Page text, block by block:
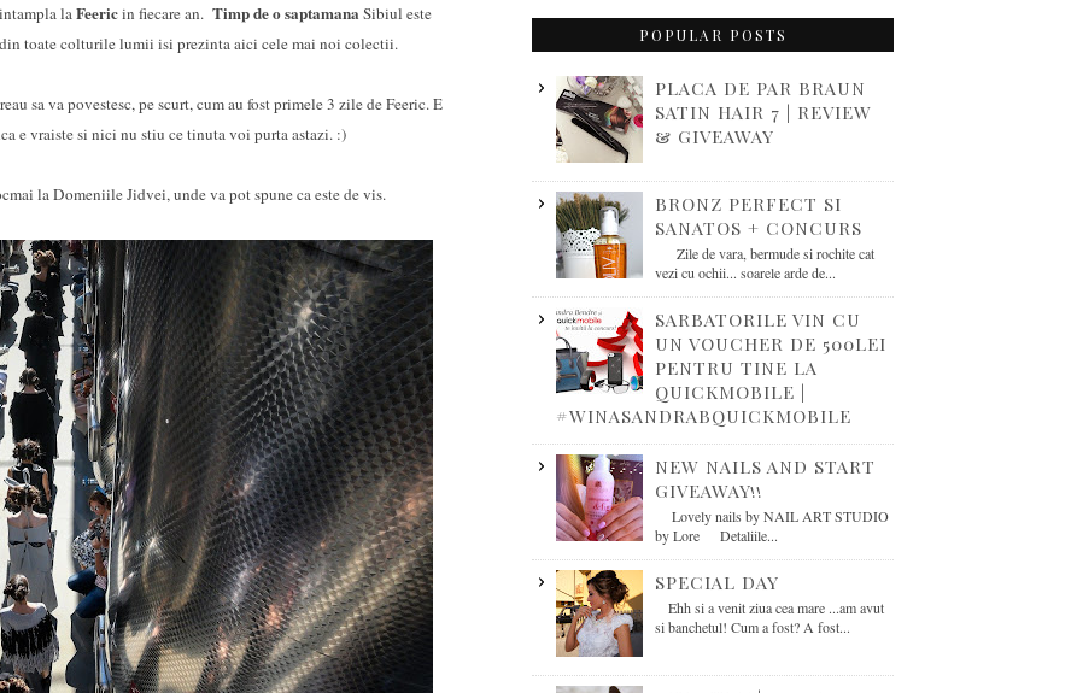
laFeericin fiecare an. Timp de o saptamanaSibiul este
toate colturile lumii isi prezinta aici cele mai noi colectii.
sa va povestesc, pe scurt, cum au fost primele 3 zile de Feeric. E
e vraiste si nici nu stiu ce tinuta voi purta astazi. :)
la Domeniile Jidvei, unde va pot spune ca este de vis.
POPULAR POSTS
PLACA DE PAR BRAUN
SATIN HAIR 7 | REVIEW
& GIVEAWAY
BRONZ PERFECT SI
SANATOS + CONCURS
Zile de vara, bermude si rochite cat
vezi cu ochii... soarele arde de...
SARBATORILE VIN CU
UN VOUCHER DE 500LEI
PENTRU TINE LA
QUICKMOBILE |
#WINASANDRABQUICKMOBILE
NEW NAILS AND START
GIVEAWAY!!
Lovely nails by NAIL ART STUDIO
by Lore Detaliile...
SPECIAL DAY
Ehh si a venit ziua cea mare ...am avut
si banchetul! Cum a fost? A fost...